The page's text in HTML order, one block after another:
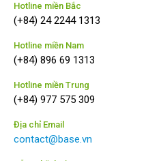
Hotline miền Bắc
(+84) 24 2244 1313
Hotline miền Nam
(+84) 896 69 1313
Hotline miền Trung
(+84) 977 575 309
Địa chỉ Email
contact@base.vn